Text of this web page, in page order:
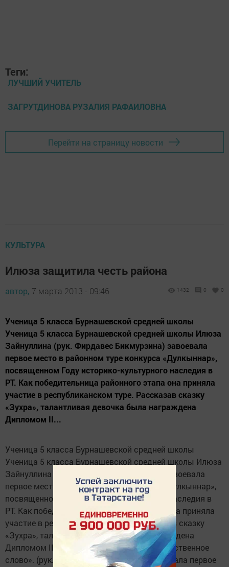
Теги:
ЛУЧШИЙ УЧИТЕЛЬ
ЗАГРУТДИНОВА РУЗАЛИЯ РАФАИЛОВНА
Перейти на страницу новости
КУЛЬТУРА
Илюза защитила честь района
автор, 7 марта 2013 - 09:46 1432 0 0
Ученица 5 класса Бурнашевской средней школы
Ученица 5 класса Бурнашевской средней школы Илюза
Зайнуллина (рук. Фирдавес Бикмурзина) завоевала
первое место в районном туре конкурса «Дулкыннар»,
посвященном Году историко-культурного наследия в
РТ. Как победительница районного этапа она приняла
участие в республиканском туре. Рассказав сказку
«Зухра», талантливая девочка была награждена
Дипломом II...
Ученица 5 класса Бурнашевской средней школы
Ученица 5 класса Бурнашевской средней школы Илюза
Зайнуллина (рук. Фирдавес Бикмурзина) завоевала
первое место в районном туре конкурса «Дулкыннар»,
посвященном Году историко-культурного наследия в
РТ. Как победительница районного этапа она приняла
участие в республиканском туре. Рассказав сказку
«Зухра», талантливая девочка была награждена
Дипломом II степени в номинации «Художественное
слово». (рук. Фирдавес Бикмурзина) завоевала первое